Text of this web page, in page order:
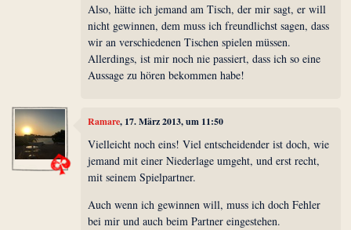
Also, hätte ich jemand am Tisch, der mir sagt, er will
nicht gewinnen, dem muss ich freundlichst sagen, dass
wir an verschiedenen Tischen spielen müssen.
Allerdings, ist mir noch nie passiert, dass ich so eine
Aussage zu hören bekommen habe!
Ramare, 17. März 2013, um 11:50
Vielleicht noch eins! Viel entscheidender ist doch, wie
jemand mit einer Niederlage umgeht, und erst recht,
mit seinem Spielpartner.
Auch wenn ich gewinnen will, muss ich doch Fehler
bei mir und auch beim Partner eingestehen.